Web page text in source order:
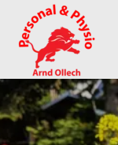
Navigation
überspringen